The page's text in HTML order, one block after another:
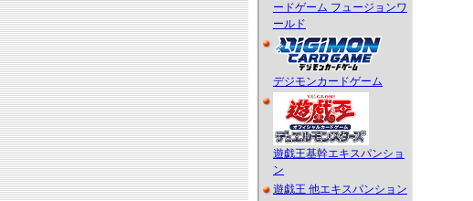
ードゲーム フュージョンワ
ールド
デジモンカードゲーム
遊戯王基幹エキスパンショ
ン
遊戯王 他エキスパンション